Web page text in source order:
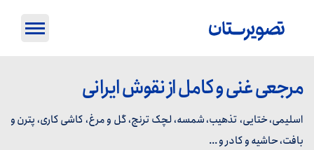
مرجعی غنی و کامل از نقوش ایرانی
اسلیمی، ختایی، تذهیب، شمسه، لچک ترنج، گل و مرغ، کاشی کاری، پترن و
بافت، حاشیه و کادر و ...